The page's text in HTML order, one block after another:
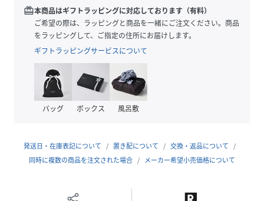
・シンプルに仕上げたミニマム設計
・デイリーに活躍する快適な穿き心地
・軽量でストレスフリーの着用感
・ポリエステルを採用
・ストレッチ仕様がポイント
・フラットでクリーンな表面感
・洗濯機使用可
redeem本商品はギフトラッピングに対応しております（有料）
ご希望の際は、ラッピングと商品を一緒にご注文ください。商品
をラッピングして、ご指定の住所にお届けします。
ギフトラッピングサービスについて
バッグ ボックス 風呂敷
発送日・在庫表記について 置き配について
交換・返品について
同時に複数の商品を注文された場合
メーカー希望小売価格について